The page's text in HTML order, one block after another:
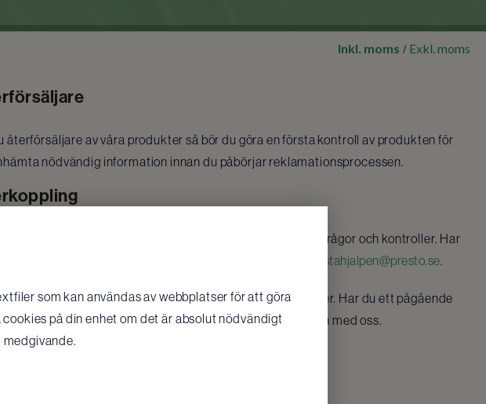
som kan användas av webbplatser för att göra
på din enhet om det är absolut nödvändigt
Inkl. moms / Exkl. moms
återförsäljare av våra produkter så bör du göra en första kontroll av produkten för
nödvändig information innan du påbörjar reklamationsprocessen.
kontakta dig inom 5 arbetsdagar för eventuella följdfrågor och kontroller. Har
forstahjalpen@presto.se.
av en reklamation tilldelas du ett ärendenummer. Har du ett pågående
vänligen uppge ditt ärendenummer i din kommunikation med oss.